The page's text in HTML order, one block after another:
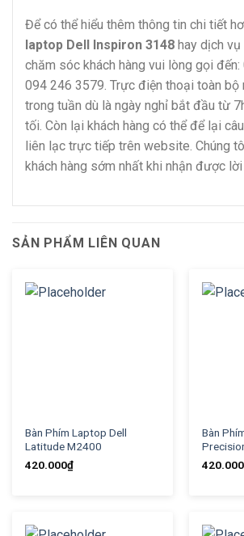
Để có thể hiểu thêm thông tin chi tiết
laptop Dell Inspiron 3148 hay dịch vụ
chăm sóc khách hàng vui lòng gọi
094 246 3579. Trực điện thoại toàn bộ
trong tuần dù là ngày nghỉ bắt đầu từ
tối. Còn lại khách hàng có thể để lại
liên lạc trực tiếp trên website. Chúng
khách hàng sớm nhất khi nhận được lời
SẢN PHẨM LIÊN QUAN
Bàn Phím Laptop Dell
Latitude M2400
420.000₫
Bàn
420.000